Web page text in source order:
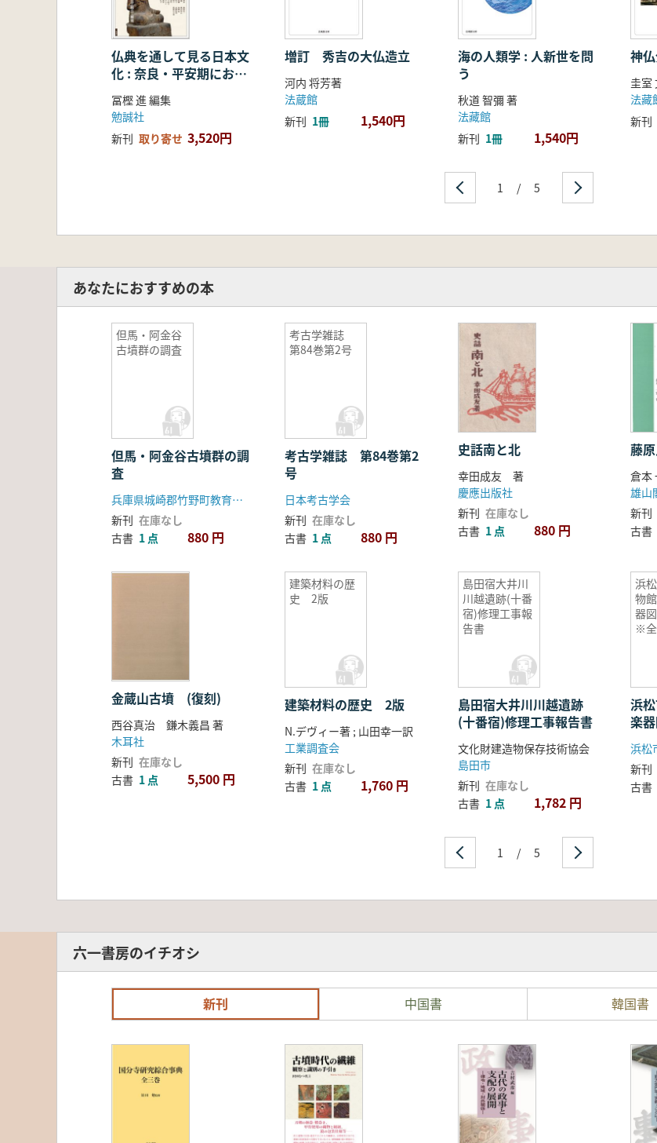
仏典を通して見る日本文
化 : 奈良・平安期におけ
る仏教の受容・融合・展
開
冨樫 進 編集
勉誠社
新刊 取り寄せ 3,520円
増訂 秀吉の大仏造立
河内 将芳著
法蔵館
新刊 1冊 1,540円
海の人類学 : 人新世を問
う
秋道 智彌 著
法藏館
新刊 1冊 1,540円
神
圭室
法藏
新刊
1 / 5
あなたにおすすめの本
但馬・阿金谷
古墳群の調査
但馬・阿金谷古墳群の調
査
兵庫県城崎郡竹野町教育委員会
新刊 在庫なし
古書 1 点 880 円
考古学雑誌
第84巻第2号
考古学雑誌 第84巻第2
号
日本考古学会
新刊 在庫なし
古書 1 点 880 円
史話南と北
幸田成友 著
慶應出版社
新刊 在庫なし
古書 1 点 880 円
藤
倉
雄山
新刊
古書
金蔵山古墳 (復刻)
西谷真治 鎌木義昌 著
木耳社
新刊 在庫なし
古書 1 点 5,500 円
建築材料の歴
史 2版
建築材料の歴史 2版
N.デヴィー著 ; 山田幸一訳
工業調査会
新刊 在庫なし
古書 1 点 1,760 円
島田宿大井川
川越遺跡(十番
宿)修理工事報
告書
島田宿大井川川越遺跡
(十番宿)修理工事報告書
文化財建造物保存技術協会
島田市
新刊 在庫なし
古書 1 点 1,782 円
浜
物
器
※
浜
楽
揃
浜松
新刊
古書
1 / 5
六一書房のイチオシ
新刊 中国書 韓国書